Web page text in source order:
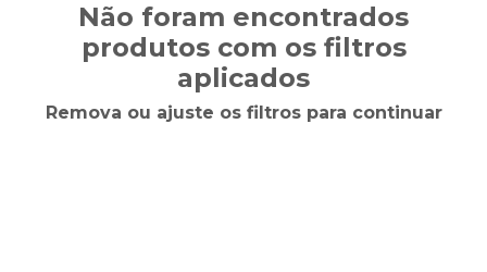
Não foram encontrados
produtos com os filtros
aplicados
Remova ou ajuste os filtros para continuar